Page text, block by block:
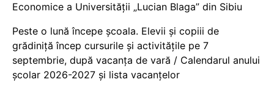
Economice a Universității „Lucian Blaga” din Sibiu
Peste o lună începe școala. Elevii și copiii de
grădiniță încep cursurile și activitățile pe 7
septembrie, după vacanța de vară / Calendarul anului
școlar 2026-2027 și lista vacanțelor